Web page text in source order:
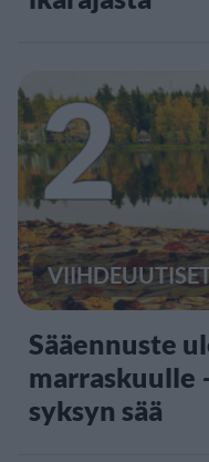
2
Sääennuste
marraskuulle
syksyn sää